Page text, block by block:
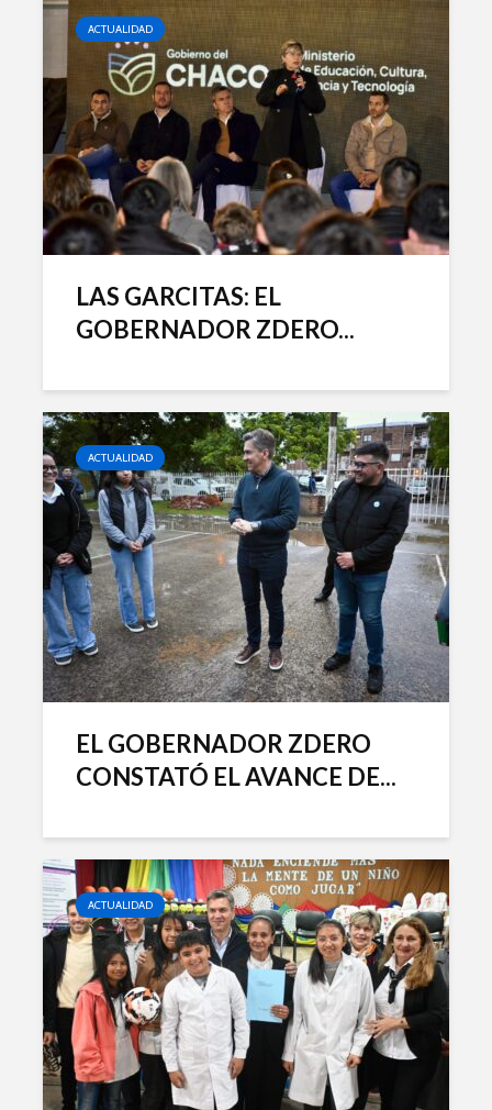
ACTUALIDAD
LAS GARCITAS: EL
GOBERNADOR ZDERO...
ACTUALIDAD
EL GOBERNADOR ZDERO
CONSTATÓ EL AVANCE DE...
ACTUALIDAD